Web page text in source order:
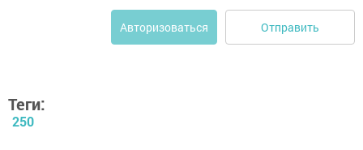
Авторизоваться Отправить
Теги:
250